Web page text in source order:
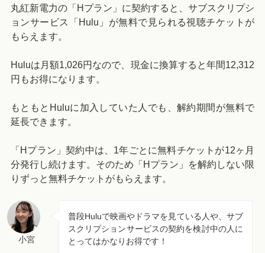
丸紅新電力の「Hプラン」に契約すると、サブスクリプシ
ョンサービス「Hulu」が無料で見られる視聴チケットが
もらえます。
Huluは月額1,026円 なので、現金に換算すると年間12,312
円もお得になります。
もともとHuluに加入していた人でも、解約期間が無料で
延長できます。
「Hプラン」契約中は、1年ごとに無料チケットが12ヶ月
分発行し続けます。そのため「Hプラン」を解約しない限
りずっと無料チケットがもらえます。
小宮
普段Huluで映画やドラマを見ている人や、サブ
スクリプションサービスの契約を検討中の人に
とってはかなりお得です！